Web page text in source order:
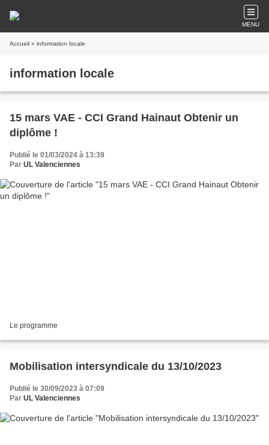
MENU
Accueil » information locale
information locale
15 mars VAE - CCI Grand Hainaut Obtenir un
diplôme !
Publié le 01/03/2024 à 13:39
Par UL Valenciennes
Le programme
Mobilisation intersyndicale du 13/10/2023
Publié le 30/09/2023 à 07:09
Par UL Valenciennes